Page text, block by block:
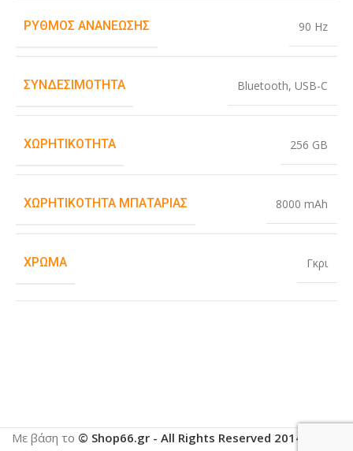
ΡΥΘΜΌΣ ΑΝΑΝΈΩΣΗΣ 90 Hz
ΣΥΝΔΕΣΙΜΌΤΗΤΑ Bluetooth, USB-C
ΧΩΡΗΤΙΚΌΤΗΤΑ 256 GB
ΧΩΡΗΤΙΚΌΤΗΤΑ ΜΠΑΤΑΡΊΑΣ 8000 mAh
ΧΡΏΜΑ Γκρι
Με βάση το © Shop66.gr - All Rights Reserved 2014-2025